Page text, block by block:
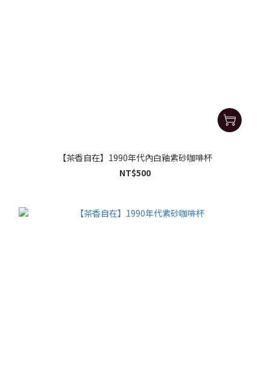
【茶香自在】1990年代內白釉紫砂咖啡杯
NT$500